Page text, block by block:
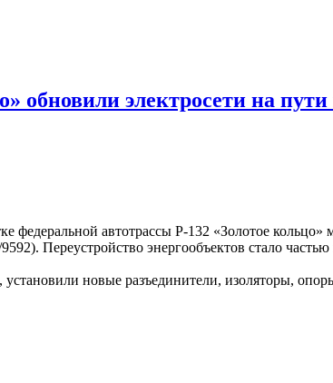
обновили электросети на пути
федеральной автотрассы Р-132 «Золотое
Переустройство энергообъектов стало частью
новые разъединители, изоляторы,